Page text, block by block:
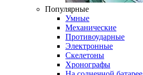
Популярные
Умные
Механические
Противоударные
Электронные
Скелетоны
Хронографы